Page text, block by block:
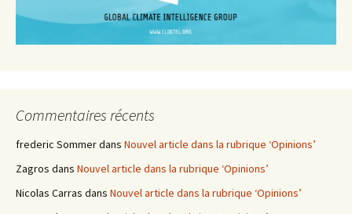
Commentaires récents
frederic Sommerdans Nouvel article dans la rubrique ‘Opinions’
Zagros dans Nouvel article dans la rubrique ‘Opinions’
Nicolas Carras dans Nouvel article dans la rubrique ‘Opinions’